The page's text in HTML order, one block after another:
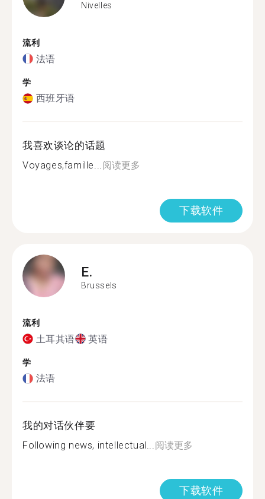
Nivelles
流利
法语
学
西班牙语
我喜欢谈论的话题
Voyages,famille...阅读更多
下载软件
E.
Brussels
流利
土耳其语 英语
学
法语
我的对话伙伴要
Following news, intellectual...阅读更多
下载软件